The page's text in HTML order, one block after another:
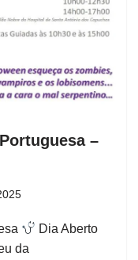
–
Dia Aberto
da